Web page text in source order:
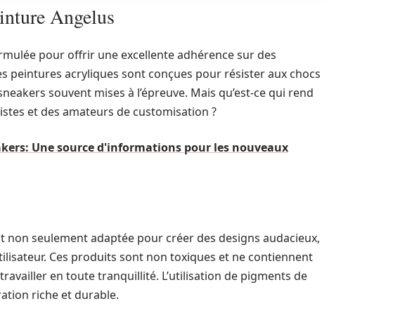
Angelus
pour offrir une excellente adhérence sur des
peintures acryliques sont conçues pour résister aux chocs
souvent mises à l’épreuve. Mais qu’est-ce qui rend
et des amateurs de customisation ?
Une source d'informations pour les nouveaux
non seulement adaptée pour créer des designs audacieux,
Ces produits sont non toxiques et ne contiennent
en toute tranquillité. L’utilisation de pigments de
riche et durable.